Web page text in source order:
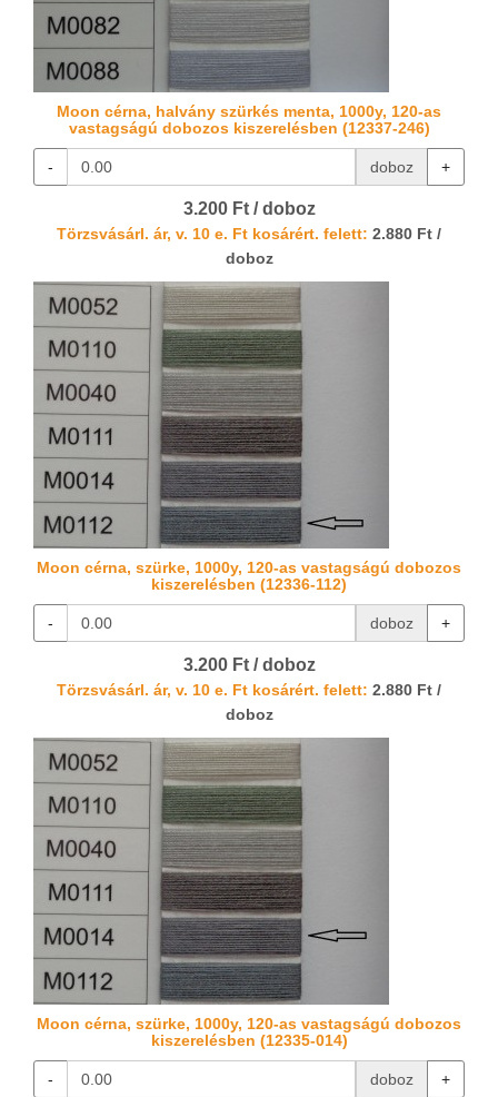
Moon cérna, halvány szürkés menta, 1000y, 120-as
vastagságú dobozos kiszerelésben (12337-246)
- doboz +
3.200 Ft / doboz
Törzsvásárl. ár, v. 10 e. Ft kosárért. felett: 2.880 Ft /
doboz
Moon cérna, szürke, 1000y, 120-as vastagságú dobozos
kiszerelésben (12336-112)
- doboz +
3.200 Ft / doboz
Törzsvásárl. ár, v. 10 e. Ft kosárért. felett: 2.880 Ft /
doboz
Moon cérna, szürke, 1000y, 120-as vastagságú dobozos
kiszerelésben (12335-014)
- doboz +